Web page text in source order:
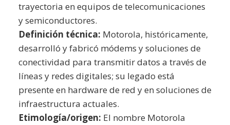
trayectoria en equipos de telecomunicaciones
y semiconductores.
Definición técnica: Motorola, históricamente,
desarrolló y fabricó módems y soluciones de
conectividad para transmitir datos a través de
líneas y redes digitales; su legado está
presente en hardware de red y en soluciones de
infraestructura actuales.
Etimología/origen: El nombre Motorola